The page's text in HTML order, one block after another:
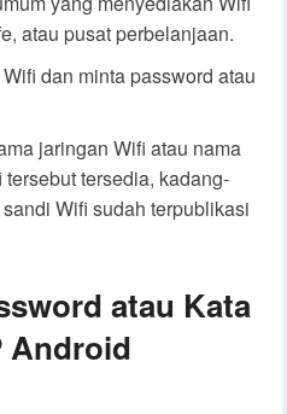
atau pusat perbelanjaan.
dan minta password atau
jaringan Wifi atau nama
tersedia, kadang-
Wifi sudah terpublikasi
atau Kata
Android